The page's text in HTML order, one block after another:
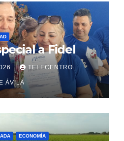
a Fidel
TELECENTRO
ÁVILA
ECONOMÍA